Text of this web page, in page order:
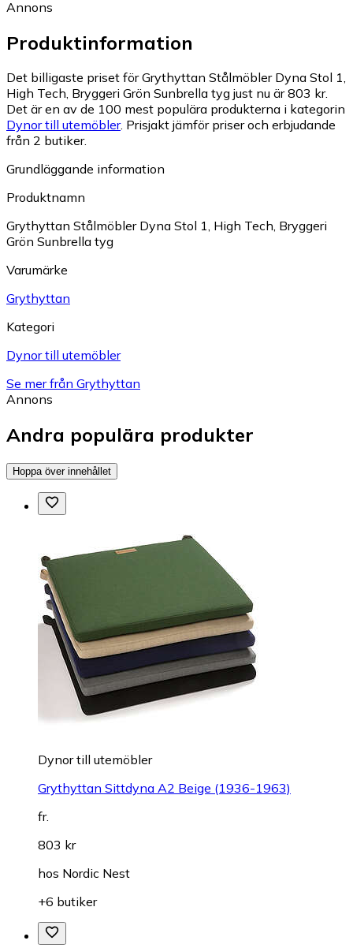
Annons
Produktinformation
Det billigaste priset för Grythyttan Stålmöbler Dyna Stol 1,
High Tech, Bryggeri Grön Sunbrella tyg just nu är 803 kr.
Det är en av de 100 mest populära produkterna i kategorin
Dynor till utemöbler. Prisjakt jämför priser och erbjudande
från 2 butiker.
Grundläggande information
Produktnamn
Grythyttan Stålmöbler Dyna Stol 1, High Tech, Bryggeri
Grön Sunbrella tyg
Varumärke
Grythyttan
Kategori
Dynor till utemöbler
Se mer från Grythyttan
Annons
Andra populära produkter
Hoppa över innehållet
Dynor till utemöbler
Grythyttan Sittdyna A2 Beige (1936-1963)
fr.
803 kr
hos Nordic Nest
+6 butiker